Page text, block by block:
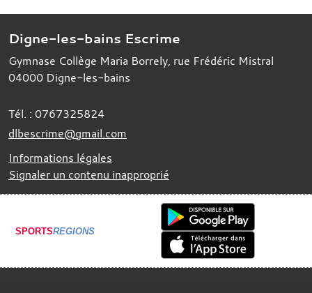
Digne-les-bains Escrime
Gymnase Collège Maria Borrely, rue Frédéric Mistral
04000 Digne-les-bains
Tél. : 0767325824
dlbescrime@gmail.com
Informations légales
Signaler un contenu inapproprié
SPORTSREGIONS